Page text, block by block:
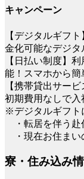
キャンペーン
【デジタルギフ
金化可能なデジタ
【日払い制度】
能！スマホから
【携帯貸出サー
初期費用なしで
※デジタルギフト
・転居を伴う赴
・現在お住まい
寮・住み込み